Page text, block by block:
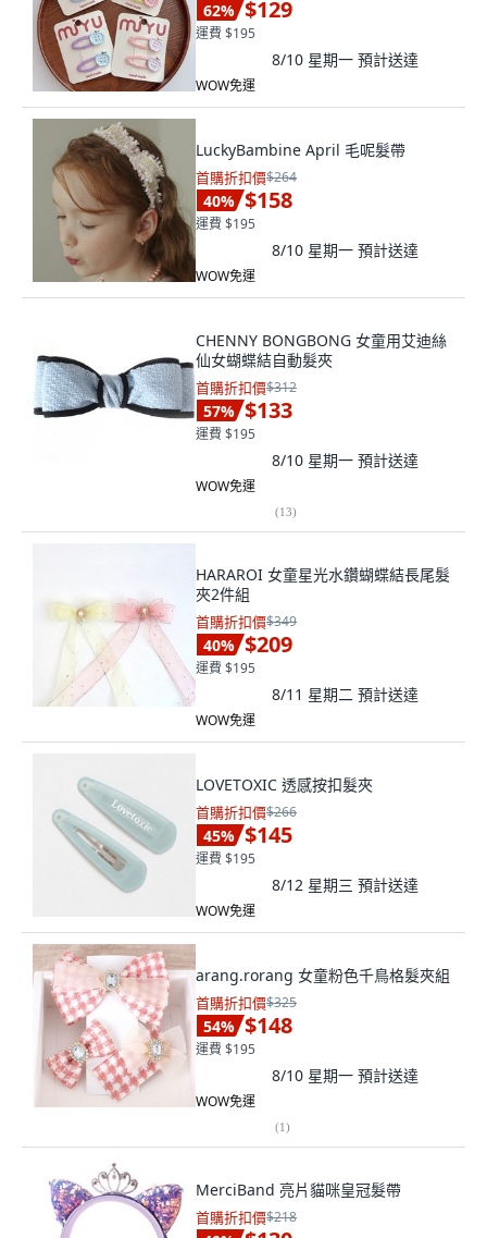
62% $129
運費 $195
8/10 星期一 預計送達
WOW免運
LuckyBambine April 毛呢髮帶
首購折扣價$264
40% $158
運費 $195
8/10 星期一 預計送達
WOW免運
CHENNY BONGBONG 女童用艾迪絲
仙女蝴蝶結自動髮夾
首購折扣價$312
57% $133
運費 $195
8/10 星期一 預計送達
WOW免運
(13)
HARAROI 女童星光水鑽蝴蝶結長尾髮
夾2件組
首購折扣價$349
40% $209
運費 $195
8/11 星期二 預計送達
WOW免運
LOVETOXIC 透感按扣髮夾
首購折扣價$266
45% $145
運費 $195
8/12 星期三 預計送達
WOW免運
arang.rorang 女童粉色千鳥格髮夾組
首購折扣價$325
54% $148
運費 $195
8/10 星期一 預計送達
WOW免運
(1)
MerciBand 亮片貓咪皇冠髮帶
首購折扣價$218